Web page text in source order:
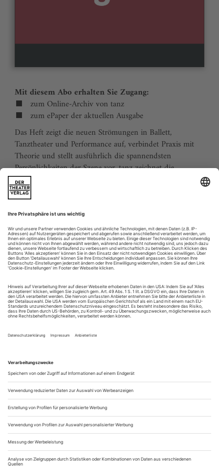
Mit diesem Abo erhalten Sie Zugang:
zum Online-Archiv von tanz
zum ePaper der aktuellen Ausgabe
Das Heft zeigt die neuen Strömungen in Ballett,
Tanztheater und Performance auf, verbindet Praxis mit
Theorie und stellt ausführlich die spannendsten
Persönlichkeiten der Szene vor. tanz zeichnet die
Traditionen der Tanzgeschichte nach und stellt
zukunftsweisende Ideen vor. Der Kalender ermöglicht
Tanzliebhabern ihre Reiseplanung in Europa. Eine
aktuelle Liste von Auditions und Workshops sowie der
Schulindex sind unverzichtbar für Profis und das
tanzbegeisterte Publikum.
tanz erscheint zwölf mal im Jahr incl. Doppelheft und
Jahrbuch. Sie erhalten Zugang zum Online-Archiv von
tanz und können sowohl das aktuelle ePaper als auch das
ePaper-Archiv über Ihren Account auf www.der-
theaterverlag.de einsehen. Das Abonnement hat eine
Laufzeit von einem Monat und verlängert sich jeweils um
einen weiteren Monat, sofern es nicht vom Kunden auf
der Seite „Mein Konto/Meine Bestellungen“ auf
des erworbenen Bezugszeitraumes automatisch in Kraft.
Aus steuerlichen Gründen abweichende Preise für Käufe
außerhalb Deutschlands (Endpreis vor Auslösen der Bestellung
ersichtlich)
9,99 €